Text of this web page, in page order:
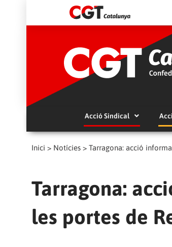
Acció Sindical
Inici > Notícies > Tarragona: acció
Tarragona:
les portes de